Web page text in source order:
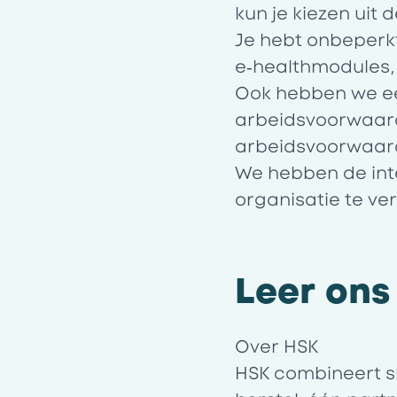
kun je kiezen uit
Je hebt
Ook hebben we
We hebben de
organisatie te
Leer
Over HSK
HSK combineert